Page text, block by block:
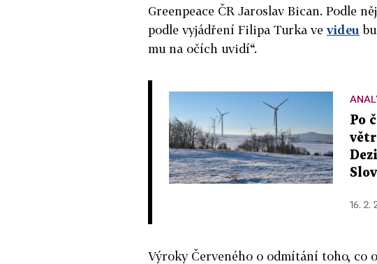
Greenpeace ČR Jaroslav Bican. Podle
podle vyjádření Filipa Turka vevideu
mu na očích uvidí“.
Po
16. 2.
Výroky Červeného o odmítání toho, co